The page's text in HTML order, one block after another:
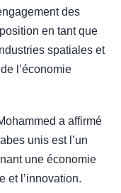
des
en tant que
spatiales et
l’économie
a affirmé
unis est l’un
une économie
et l’innovation.